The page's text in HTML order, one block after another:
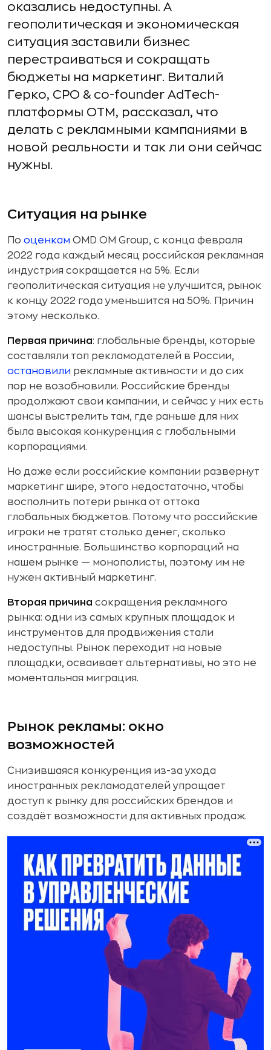
оказались недоступны. А
геополитическая и экономическая
ситуация заставили бизнес
перестраиваться и сокращать
бюджеты на маркетинг. Виталий
Герко, CPO & co-founder AdTech-
платформы OTM, рассказал, что
делать с рекламными кампаниями в
новой реальности и так ли они сейчас
нужны.
Ситуация на рынке
По оценкам OMD OM Group, с конца февраля
2022 года каждый месяц российская рекламная
индустрия сокращается на 5%. Если
геополитическая ситуация не улучшится, рынок
к концу 2022 года уменьшится на 50%. Причин
этому несколько.
Первая причина: глобальные бренды, которые
составляли топ рекламодателей в России,
остановили рекламные активности и до сих
пор не возобновили. Российские бренды
продолжают свои кампании, и сейчас у них есть
шансы выстрелить там, где раньше для них
была высокая конкуренция с глобальными
корпорациями.
Но даже если российские компании развернут
маркетинг шире, этого недостаточно, чтобы
восполнить потери рынка от оттока
глобальных бюджетов. Потому что российские
игроки не тратят столько денег, сколько
иностранные. Большинство корпораций на
нашем рынке — монополисты, поэтому им не
нужен активный маркетинг.
Вторая причина сокращения рекламного
рынка: одни из самых крупных площадок и
инструментов для продвижения стали
недоступны. Рынок переходит на новые
площадки, осваивает альтернативы, но это не
моментальная миграция.
Рынок рекламы: окно
возможностей
Снизившаяся конкуренция из-за ухода
иностранных рекламодателей упрощает
доступ к рынку для российских брендов и
создаёт возможности для активных продаж.